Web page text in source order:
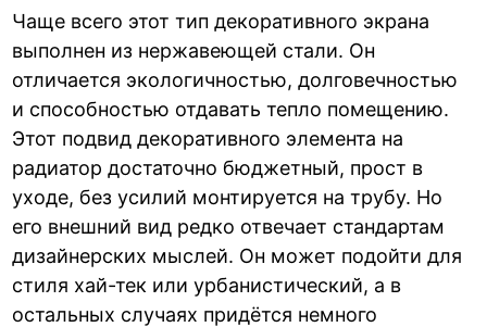
Чаще всего этот тип декоративного экрана
выполнен из нержавеющей стали. Он
отличается экологичностью, долговечностью
и способностью отдавать тепло помещению.
Этот подвид декоративного элемента на
радиатор достаточно бюджетный, прост в
уходе, без усилий монтируется на трубу. Но
его внешний вид редко отвечает стандартам
дизайнерских мыслей. Он может подойти для
стиля хай-тек или урбанистический, а в
остальных случаях придётся немного